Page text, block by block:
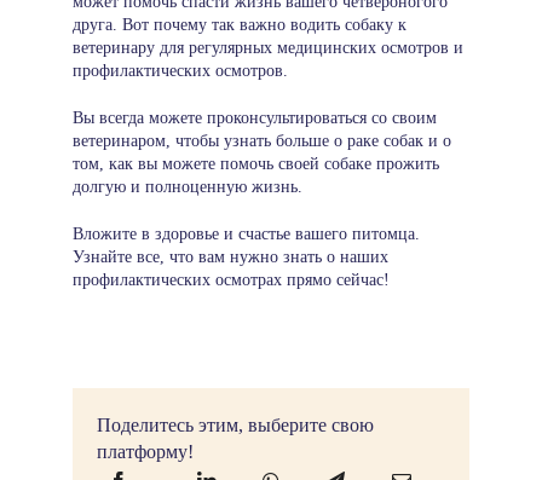
друга. Вот почему так важно водить собаку к
ветеринару для регулярных медицинских осмотров и
профилактических осмотров.
Вы всегда можете проконсультироваться со своим
ветеринаром, чтобы узнать больше о раке собак и о
том, как вы можете помочь своей собаке прожить
долгую и полноценную жизнь.
Вложите в здоровье и счастье вашего питомца.
Узнайте все, что вам нужно знать о наших
профилактических осмотрахпрямо сейчас!
Поделитесь этим, выберите свою
платформу!